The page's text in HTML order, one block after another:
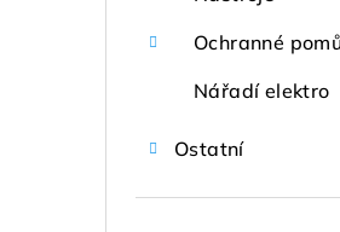
Ochranné
Nářadí elektro
Ostatní